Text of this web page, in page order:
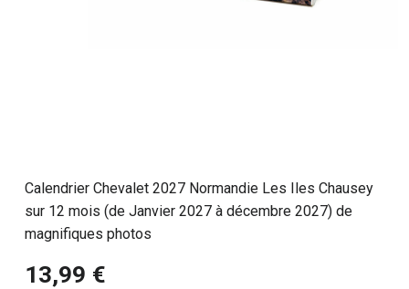
Calendrier Chevalet 2027 Normandie Les Iles Chausey
sur 12 mois (de Janvier 2027 à décembre 2027) de
magnifiques photos
13,99 €